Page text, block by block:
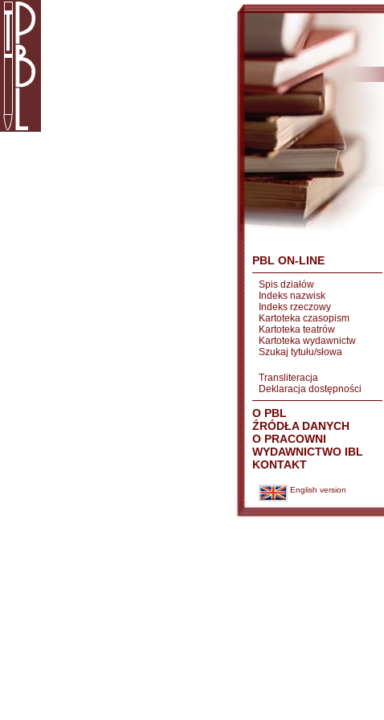
PBL ON-LINE
Spis działów
Indeks nazwisk
Indeks rzeczowy
Kartoteka czasopism
Kartoteka teatrów
Kartoteka wydawnictw
Szukaj tytułu/słowa
Transliteracja
Deklaracja dostępności
O PBL
ŹRÓDŁA DANYCH
O PRACOWNI
WYDAWNICTWO IBL
KONTAKT
English version